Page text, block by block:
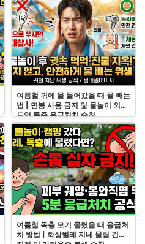
여름철 귀에 물 들어갔을 때 물 빼는
법 | 면봉 사용 금지 및 물놀이 외이
도염 통증 응급처치 수칙
여름철 독충 모기 물렸을 때 응급처
치 방법 | 화상벌레 지네 물림 긴급